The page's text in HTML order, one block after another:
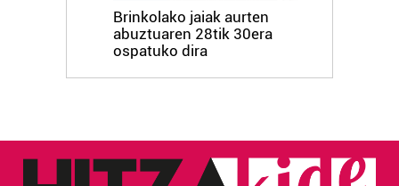
Brinkolako jaiak aurten
abuztuaren 28tik 30era
ospatuko dira